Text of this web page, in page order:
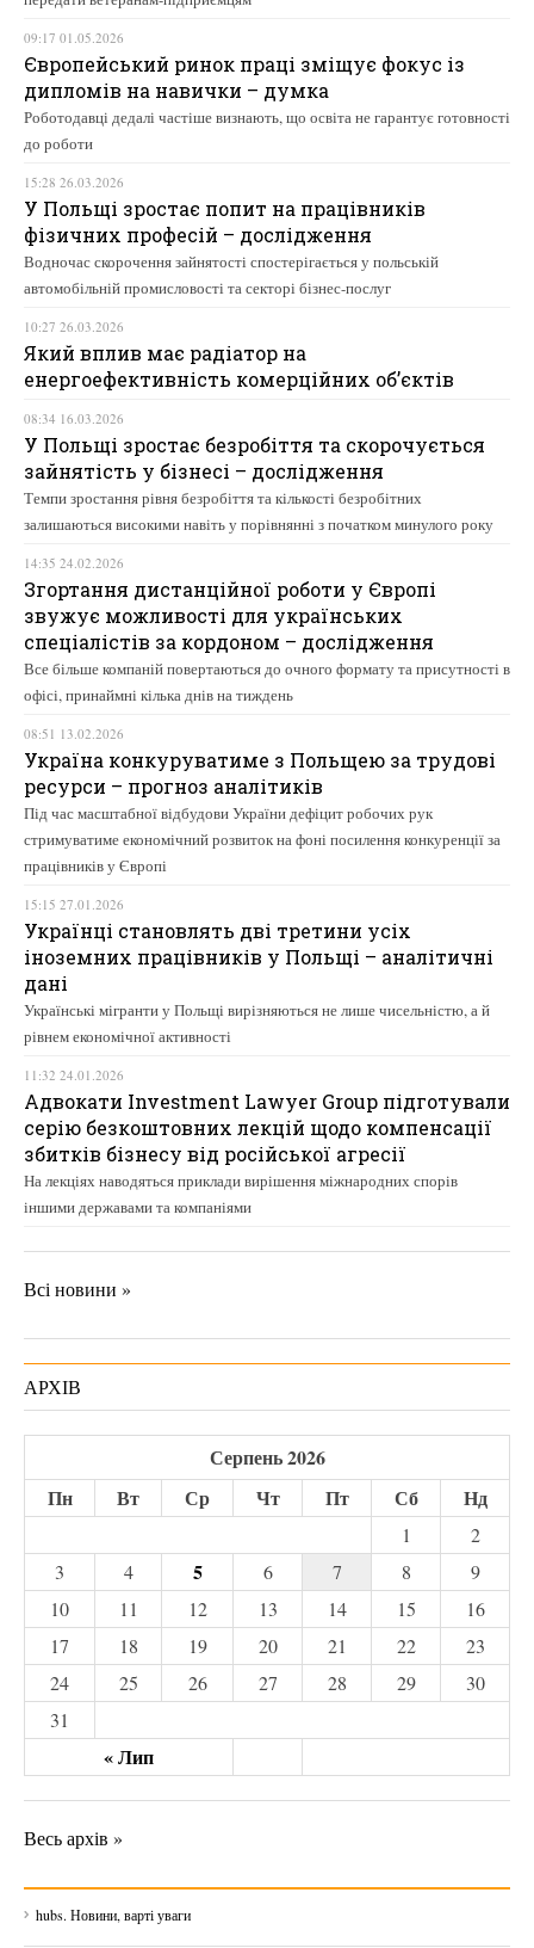
09:17 01.05.2026
Європейський ринок праці зміщує фокус із
дипломів на навички – думка
Роботодавці дедалі частіше визнають, що освіта не гарантує готовності
до роботи
15:28 26.03.2026
У Польщі зростає попит на працівників
фізичних професій – дослідження
Водночас скорочення зайнятості спостерігається у польській
автомобільній промисловості та секторі бізнес-послуг
10:27 26.03.2026
Який вплив має радіатор на
енергоефективність комерційних об’єктів
08:34 16.03.2026
У Польщі зростає безробіття та скорочується
зайнятість у бізнесі – дослідження
Темпи зростання рівня безробіття та кількості безробітних
залишаються високими навіть у порівнянні з початком минулого року
14:35 24.02.2026
Згортання дистанційної роботи у Європі
звужує можливості для українських
спеціалістів за кордоном – дослідження
Все більше компаній повертаються до очного формату та присутності в
офісі, принаймні кілька днів на тиждень
08:51 13.02.2026
Україна конкуруватиме з Польщею за трудові
ресурси – прогноз аналітиків
Під час масштабної відбудови України дефіцит робочих рук
стримуватиме економічний розвиток на фоні посилення конкуренції за
працівників у Європі
15:15 27.01.2026
Українці становлять дві третини усіх
іноземних працівників у Польщі – аналітичні
дані
Українські мігранти у Польщі вирізняються не лише чисельністю, а й
рівнем економічної активності
11:32 24.01.2026
Адвокати Investment Lawyer Group підготували
серію безкоштовних лекцій щодо компенсації
збитків бізнесу від російської агресії
На лекціях наводяться приклади вирішення міжнародних спорів
іншими державами та компаніями
Всі новини »
АРХІВ
Серпень 2026
Пн
Вт Ср Чт Пт Сб Нд
« Лип
1
2
3
4 5 6 7 8
9
10
11 12 13 14 15
16
17
18 19 20 21 22
23
24
25 26 27 28 29
30
31
Весь архів »
hubs. Новини, варті уваги